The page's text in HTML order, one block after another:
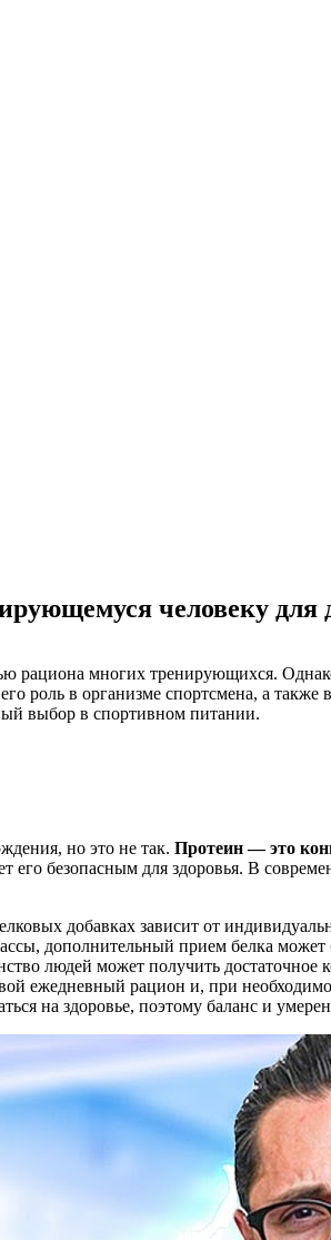
человеку для
рациона многих тренирующихся.
роль в организме спортсмена, а
выбор в спортивном питании.
но это не так. Протеин — это
его безопасным для здоровья. В
добавках зависит от
дополнительный прием белка
людей может получить достаточное
ежедневный рацион и, при
на здоровье, поэтому баланс и